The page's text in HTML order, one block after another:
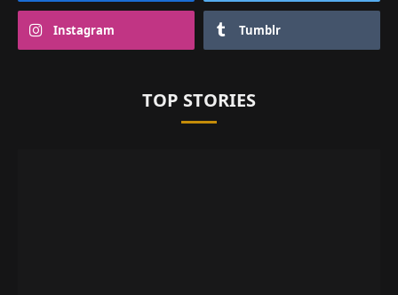
Instagram Tumblr
TOP STORIES